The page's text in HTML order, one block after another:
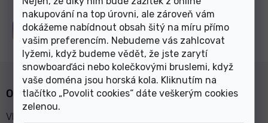
nakupování na top úrovni, ale zároveň vám
dokážeme nabídnout obsah šitý na míru přímo
vašim preferencím. Nebudeme vás zahlcovat
lyžemi, když budeme vědět, že jste zarytí
snowboarďáci nebo kolečkovými bruslemi, když
vaše doména jsou horská kola. Kliknutím na
tlačítko „Povolit cookies“ dáte veškerým cookies
zelenou.
Sledujte nás naInstagramu
Odebírat newsletter
Vložte svůj e-mail a my vám budeme zasílat informace o